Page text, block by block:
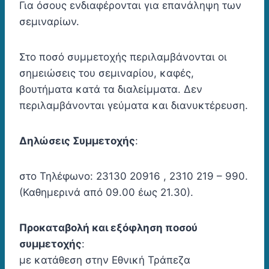
Για όσους ενδιαφέρονται για επανάληψη των
σεμιναρίων.
Στο ποσό συμμετοχής περιλαμβάνονται οι
σημειώσεις του σεμιναρίου, καφές,
βουτήματα κατά τα διαλείμματα. Δεν
περιλαμβάνονται γεύματα και διανυκτέρευση.
Δηλώσεις Συμμετοχής:
στο Τηλέφωνο: 23130 20916 , 2310 219 – 990.
(Καθημερινά από 09.00 έως 21.30).
Προκαταβολή και εξόφληση ποσού
συμμετοχής:
με κατάθεση στην Εθνική Τράπεζα